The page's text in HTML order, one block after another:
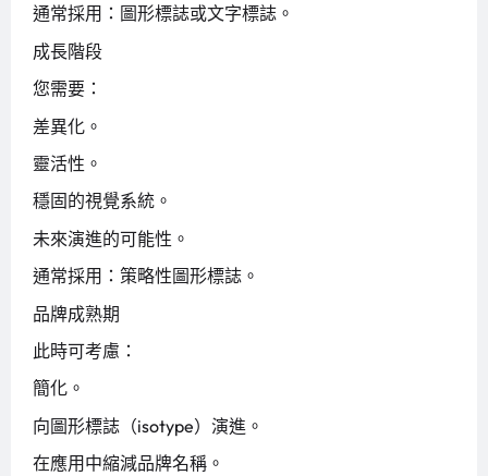
通常採用：圖形標誌或文字標誌。
成長階段
您需要：
差異化。
靈活性。
穩固的視覺系統。
未來演進的可能性。
通常採用：策略性圖形標誌。
品牌成熟期
此時可考慮：
簡化。
向圖形標誌（isotype）演進。
在應用中縮減品牌名稱。